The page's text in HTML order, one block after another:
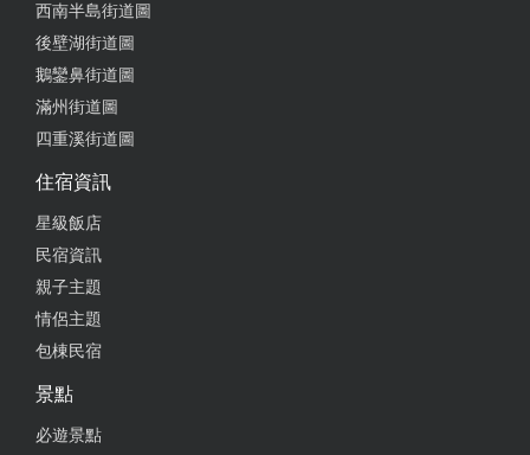
經過數年 . . 到今天 點了個 隔壁很厲害的筒仔米糕 跟
他家的 蔥爆羊肉 我叮嚀要炒乾點 吃了算滿意 給中間
評 不要再（懶）下去了 0母啊ㄟ扛棒會被你炸掉
熱炒類感覺吃起來口味跟以前不太一樣。 湯類的還不
錯。
看到有人推薦特地來買一份沙茶羊肉150元，口味一
西南半島街道圖
後壁湖街道圖
鵝鑾鼻街道圖
滿州街道圖
四重溪街道圖
住宿資訊
星級飯店
民宿資訊
親子主題
情侶主題
包棟民宿
景點
必遊景點